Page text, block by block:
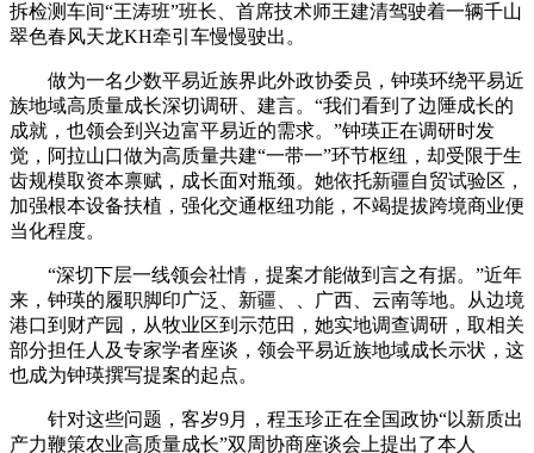
拆检测车间“王涛班”班长、首席技术师王建清驾驶着一辆千山
翠色春风天龙KH牵引车慢慢驶出。
做为一名少数平易近族界此外政协委员，钟瑛环绕平易近
族地域高质量成长深切调研、建言。“我们看到了边陲成长的
成就，也领会到兴边富平易近的需求。”钟瑛正在调研时发
觉，阿拉山口做为高质量共建“一带一”环节枢纽，却受限于生
齿规模取资本禀赋，成长面对瓶颈。她依托新疆自贸试验区，
加强根本设备扶植，强化交通枢纽功能，不竭提拔跨境商业便
当化程度。
“深切下层一线领会社情，提案才能做到言之有据。”近年
来，钟瑛的履职脚印广泛、新疆、、广西、云南等地。从边境
港口到财产园，从牧业区到示范田，她实地调查调研，取相关
部分担任人及专家学者座谈，领会平易近族地域成长示状，这
也成为钟瑛撰写提案的起点。
针对这些问题，客岁9月，程玉珍正在全国政协“以新质出
产力鞭策农业高质量成长”双周协商座谈会上提出了本人